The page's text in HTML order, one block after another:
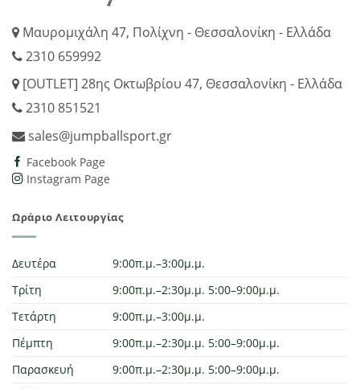
Μαυρομιχάλη 47, Πολίχνη - Θεσσαλονίκη - Ελλάδα
2310 659992
[OUTLET] 28ης Οκτωβρίου 47, Θεσσαλονίκη - Ελλάδα
2310 851521
sales@jumpballsport.gr
Facebook Page
Instagram Page
Ωράριο Λειτουργίας
Δευτέρα
9:00π.μ.–3:00μ.μ.
Τρίτη
9:00π.μ.–2:30μ.μ. 5:00–9:00μ.μ.
Τετάρτη
9:00π.μ.–3:00μ.μ.
Πέμπτη
9:00π.μ.–2:30μ.μ. 5:00–9:00μ.μ.
Παρασκευή
9:00π.μ.–2:30μ.μ. 5:00–9:00μ.μ.